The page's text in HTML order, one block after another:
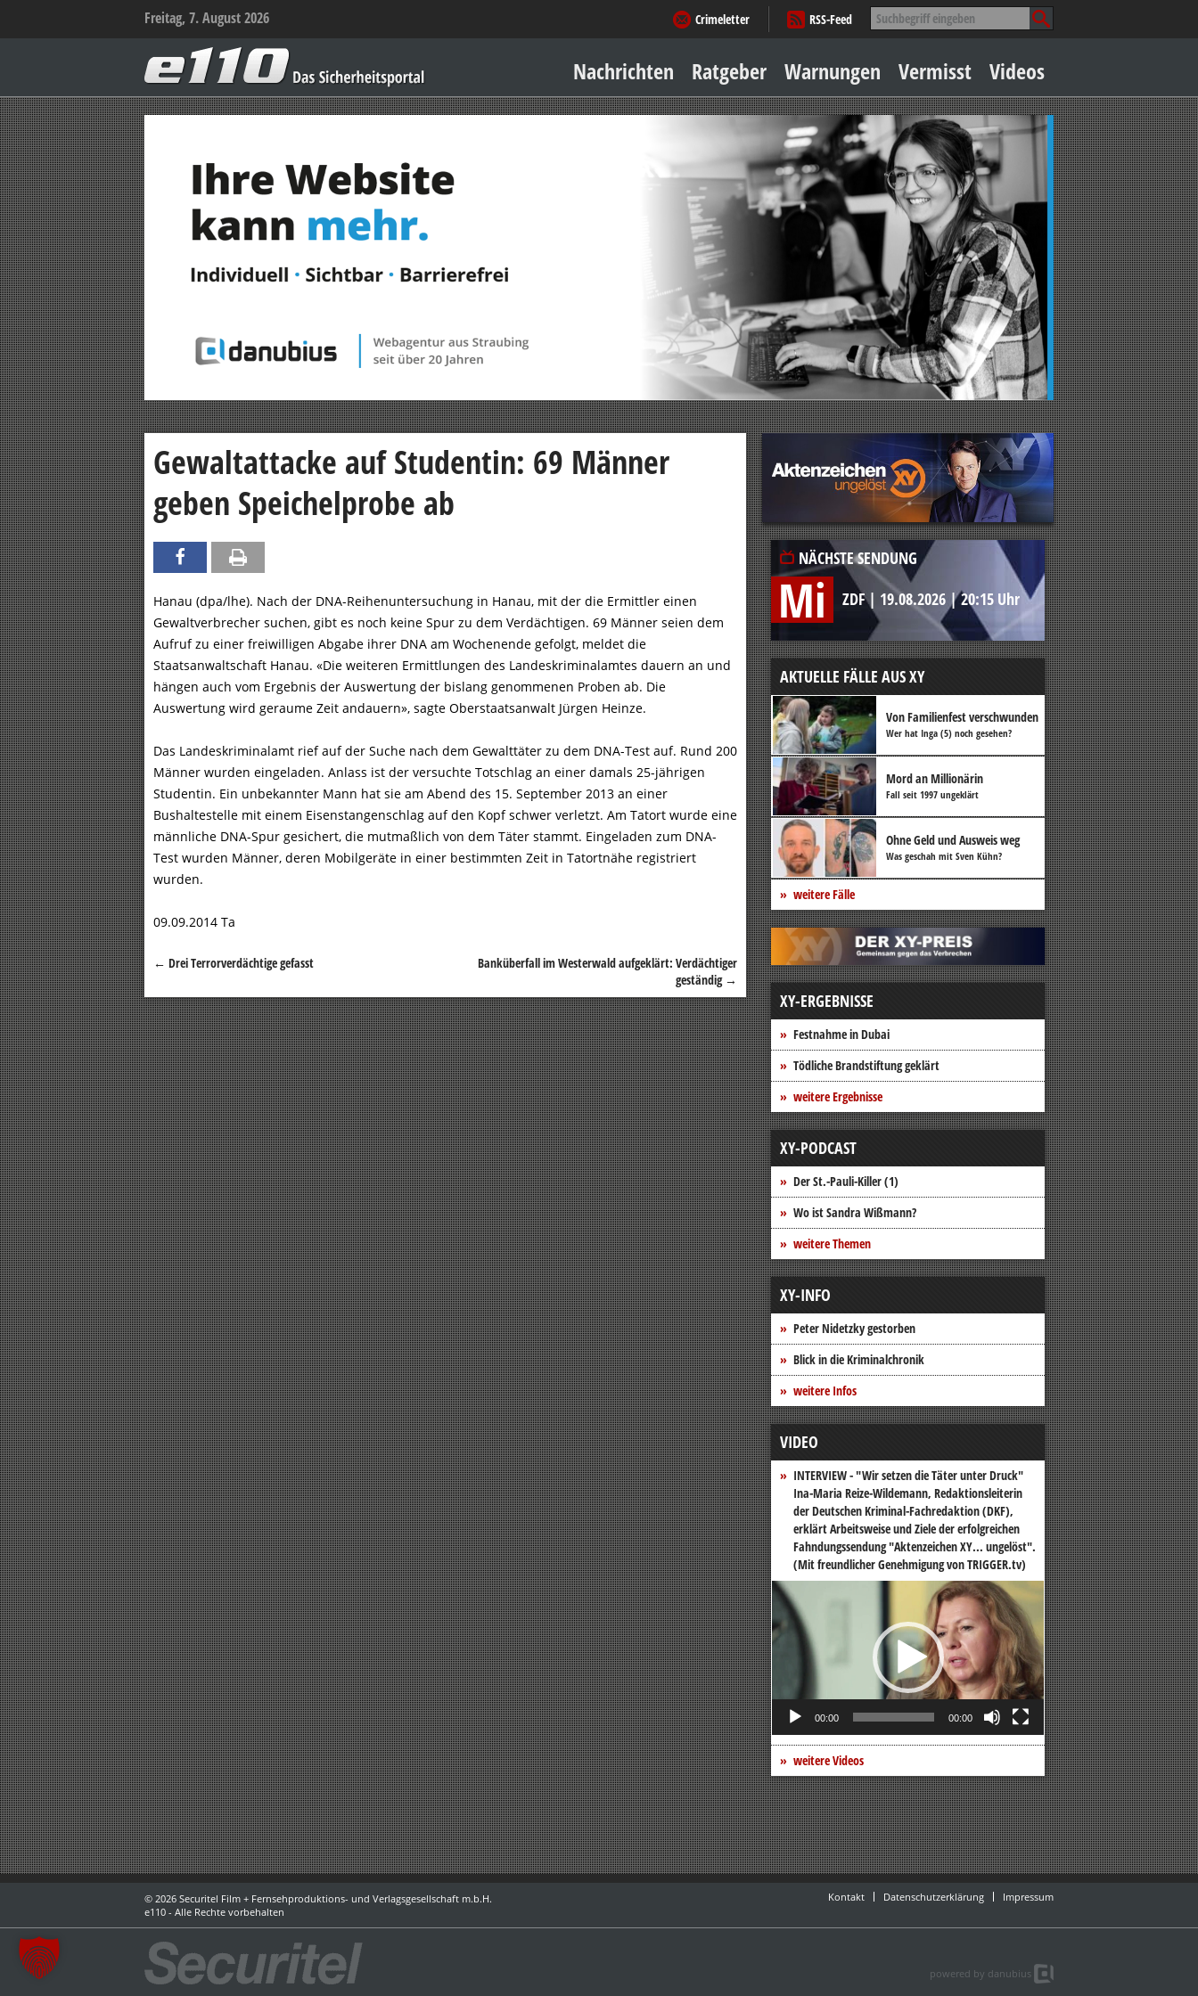
Freitag, 7. August 2026 Suche
nach:
Crimeletter
RSS-Feed
–
Das
Sicherheitsportal
Inhalt
springen
Nachrichten Ratgeber
Sicher zu Hause
Geld & Einkauf
Amore & mehr
Mobiles Leben
Arbeitsleben
Warnungen Vermisst Videos
Gewaltattacke auf Studentin: 69 Männer
geben Speichelprobe ab
Hanau (dpa/lhe). Nach der DNA-Reihenuntersuchung in Hanau, mit der die Ermittler einen
Gewaltverbrecher suchen, gibt es noch keine Spur zu dem Verdächtigen. 69 Männer seien dem
Aufruf zu einer freiwilligen Abgabe ihrer DNA am Wochenende gefolgt, meldet die
Staatsanwaltschaft Hanau. «Die weiteren Ermittlungen des Landeskriminalamtes dauern an und
hängen auch vom Ergebnis der Auswertung der bislang genommenen Proben ab. Die
Auswertung wird geraume Zeit andauern», sagte Oberstaatsanwalt Jürgen Heinze.
Das Landeskriminalamt rief auf der Suche nach dem Gewalttäter zu dem DNA-Test auf. Rund 200
Männer wurden eingeladen. Anlass ist der versuchte Totschlag an einer damals 25-jährigen
Studentin. Ein unbekannter Mann hat sie am Abend des 15. September 2013 an einer
Bushaltestelle mit einem Eisenstangenschlag auf den Kopf schwer verletzt. Am Tatort wurde eine
männliche DNA-Spur gesichert, die mutmaßlich von dem Täter stammt. Eingeladen zum DNA-
Test wurden Männer, deren Mobilgeräte in einer bestimmten Zeit in Tatortnähe registriert
wurden.
09.09.2014 Ta
Beitragsnavigation
← Drei Terrorverdächtige gefasst
Banküberfall im Westerwald aufgeklärt: Verdächtiger
geständig →
NÄCHSTE SENDUNG
Mi ZDF| 19.08.2026 |20:15 Uhr
AKTUELLE FÄLLE AUS XY
Von Familienfest verschwunden
Wer hat Inga (5) noch gesehen?
Mord an Millionärin
Fall seit 1997 ungeklärt
Ohne Geld und Ausweis weg
Was geschah mit Sven Kühn?
weitere Fälle
XY-ERGEBNISSE
Festnahme in Dubai
Tödliche Brandstiftung geklärt
weitere Ergebnisse
XY-PODCAST
Der St.-Pauli-Killer (1)
Wo ist Sandra Wißmann?
weitere Themen
XY-INFO
Peter Nidetzky gestorben
Blick in die Kriminalchronik
weitere Infos
VIDEO
INTERVIEW - "Wir setzen die Täter unter Druck"
Ina-Maria Reize-Wildemann, Redaktionsleiterin
der Deutschen Kriminal-Fachredaktion (DKF),
erklärt Arbeitsweise und Ziele der erfolgreichen
Fahndungssendung "Aktenzeichen XY... ungelöst".
(Mit freundlicher Genehmigung von TRIGGER.tv)
Video-
Player
00:00 00:00
weitere Videos
© 2026 Securitel Film + Fernsehproduktions- und Verlagsgesellschaft m.b.H.
e110 - Alle Rechte vorbehalten
Kontakt Datenschutzerklärung Impressum
powered by danubius